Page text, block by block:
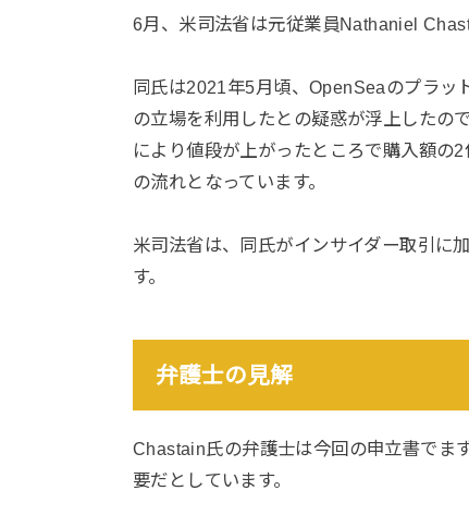
6月、米司法省は元従業員Nathaniel
同氏は2021年5月頃、OpenSeaのプラッ
の立場を利用したとの疑惑が浮上したの
により値段が上がったところで購入額の
の流れとなっています。
米司法省は、同氏がインサイダー取引に
す。
弁護士の見解
Chastain氏の弁護士は今回の申立書でま
要だとしています。